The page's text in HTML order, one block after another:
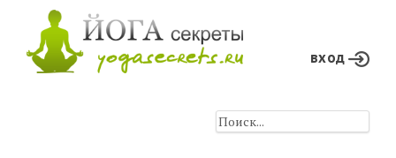
вход